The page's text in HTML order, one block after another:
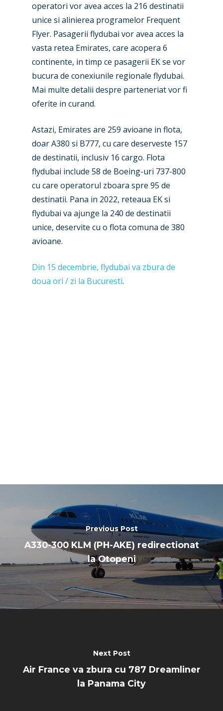
operatori vor avea acces la 216 destinatii
unice si alinierea programelor Frequent
Flyer. Pasagerii flydubai vor avea acces la
vasta retea Emirates, care acopera 6
continente, in timp ce pasagerii EK se vor
bucura de conexiunile regionale flydubai.
Mai multe detalii despre parteneriat vor fi
oferite in curand.
Astazi, Emirates are 259 avioane in flota,
doar A380 si B777, cu care deserveste 157
de destinatii, inclusiv 16 cargo. Flota
flydubai include 58 de Boeing-uri 737-800
cu care operatorul zboara spre 95 de
destinatii. Pana in 2022, reteaua EK si
flydubai va ajunge la 240 de destinatii
unice, deservite cu o flota comuna de 380
avioane.
Din 15 decembrie, flydubai va zbura de
doua ori / zi la Bucuresti.
Previous Post
A330-300 KLM (PH-AKE) redirectionat
la Otopeni
Next Post
Air France va zbura cu 787 Dreamliner
la Panama City
New Routes
Industry
Airshows
Dubai 2025
Paris 2025
Farnborough 2024
Farnborough 2022
Business Jets
Military
Trip Reports
Jobs